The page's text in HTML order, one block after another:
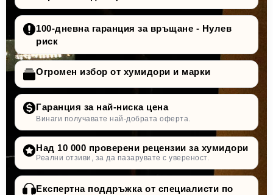
100-дневна гаранция за връщане - Нулев
риск
Огромен избор от хумидори и марки
Гаранция за най-ниска цена
Винаги получавате най-добрата оферта.
Над 10 000 проверени рецензии за хумидори
Реални отзиви, за да пазарувате с увереност.
Експертна поддръжка от специалисти по